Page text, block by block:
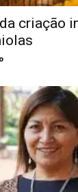
criação